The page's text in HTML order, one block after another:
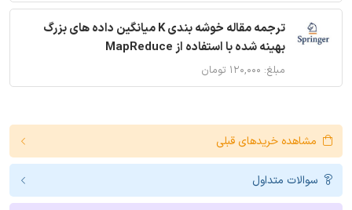
ترجمه مقاله خوشه بندی K میانگین داده های بزرگ
بهینه شده با استفاده از MapReduce
مبلغ: ۱۲۰,۰۰۰ تومان
مشاهده خریدهای قبلی
سوالات متداول